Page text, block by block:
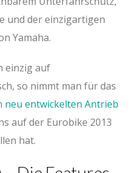
und der einzigartigen
Yamaha.
einzig auf
so nimmt man für das
neu entwickelten Antrieb
auf der Eurobike 2013
hat.